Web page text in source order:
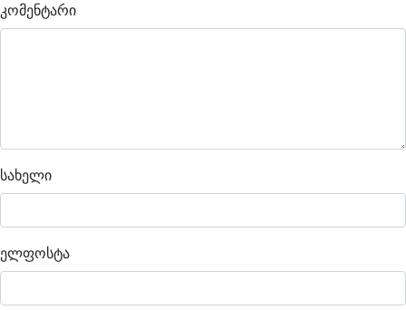
კომენტარი
სახელი
ელფოსტა